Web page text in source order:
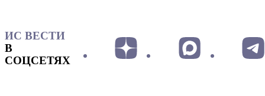
ИС ВЕСТИ
В
СОЦСЕТЯХ